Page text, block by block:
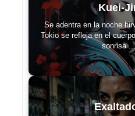
Kuei-
Se adentra en la noche
Tokio se refleja en el
sonrisa ...